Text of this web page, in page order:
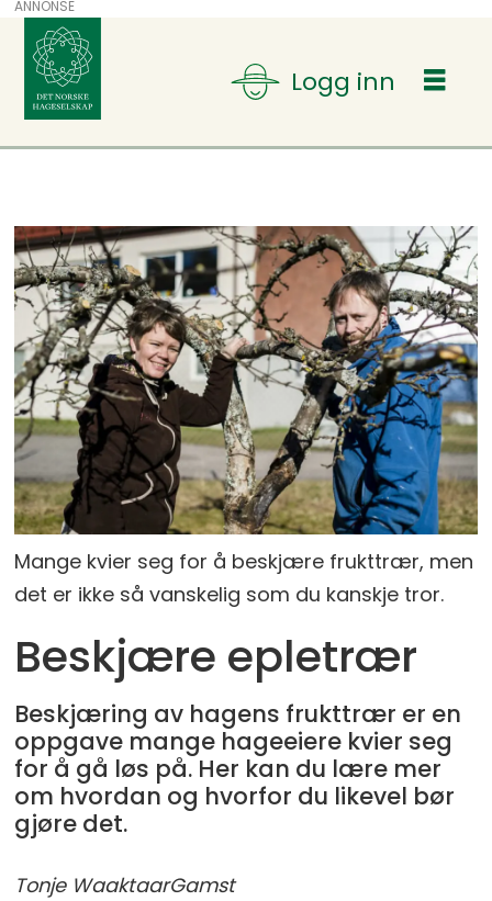
ANNONSE
Mange kvier seg for å beskjære frukttrær, men
det er ikke så vanskelig som du kanskje tror.
Beskjære epletrær
Beskjæring av hagens frukttrær er en
oppgave mange hageeiere kvier seg
for å gå løs på. Her kan du lære mer
om hvordan og hvorfor du likevel bør
gjøre det.
Tonje WaaktaarGamst